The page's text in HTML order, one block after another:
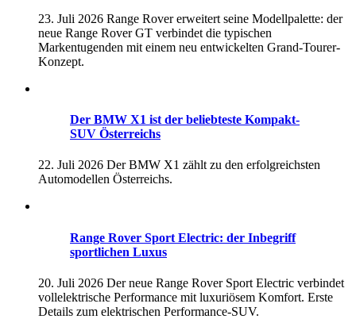
23. Juli 2026 Range Rover erweitert seine Modellpalette: der
neue Range Rover GT verbindet die typischen
Markentugenden mit einem neu entwickelten Grand-Tourer-
Konzept.
Der BMW X1 ist der beliebteste Kompakt-
SUV Österreichs
22. Juli 2026 Der BMW X1 zählt zu den erfolgreichsten
Automodellen Österreichs.
Range Rover Sport Electric: der Inbegriff
sportlichen Luxus
20. Juli 2026 Der neue Range Rover Sport Electric verbindet
vollelektrische Performance mit luxuriösem Komfort. Erste
Details zum elektrischen Performance-SUV.